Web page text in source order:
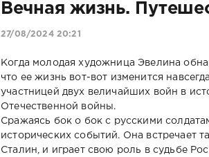
Вечная жизнь.
27/08/2024 20:21
Когда молодая художница Эвелина
что ее жизнь вот-вот изменится
участницей двух величайших войн в
Отечественной войны.
Сражаясь бок о бок с русскими
исторических событий. Она встречает
Сталин, и играет свою роль в судьбе